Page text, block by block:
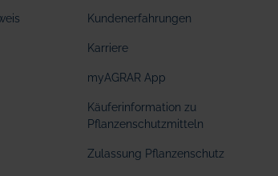
Kundenerfahrungen
Karriere
myAGRAR App
Käuferinformation zu
Pflanzenschutzmitteln
Zulassung Pflanzenschutz